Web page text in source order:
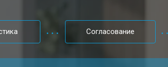
от 50
Согласование